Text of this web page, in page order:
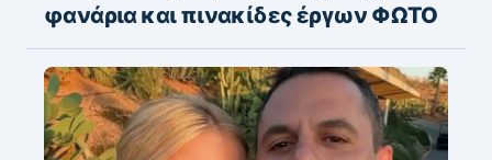
φανάρια και πινακίδες έργων ΦΩΤΟ